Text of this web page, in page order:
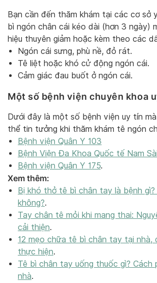
Bạn cần đến thăm khám tại các cơ sở
bì ngón chân cái kéo dài (hơn 3 ngày)
hiệu thuyên giảm hoặc kèm theo các
Ngón cái sưng, phù nề, đỏ rát.
Tê liệt hoặc khó cử động ngón cái.
Cảm giác đau buốt ở ngón cái.
Một số bệnh viện chuyên khoa
Dưới đây là một số bệnh viện uy tín
thể tin tưởng khi thăm khám tê ngón
Bệnh viện Quân Y 103
Bệnh Viện Đa Khoa Quốc tế Nam
Bệnh viện Quân Y 175.
Xem thêm:
Bị khó thở tê bì chân tay là bệnh gì?
không?.
Tay chân tê mỏi khi mang thai:
cải thiện.
12 mẹo chữa tê bì chân tay tại nhà,
thực hiện.
Tê bì chân tay uống thuốc gì? Cách
nhà.